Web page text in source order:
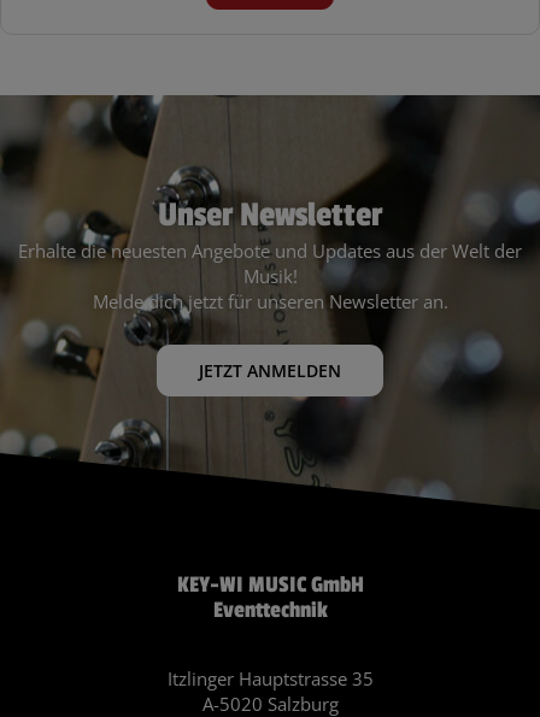
Unser Newsletter
Erhalte die neuesten Angebote und Updates aus der Welt der
Musik!
Melde dich jetzt für unseren Newsletter an.
JETZT ANMELDEN
KEY-WI MUSIC GmbH
Eventtechnik
Itzlinger Hauptstrasse 35
A-5020 Salzburg